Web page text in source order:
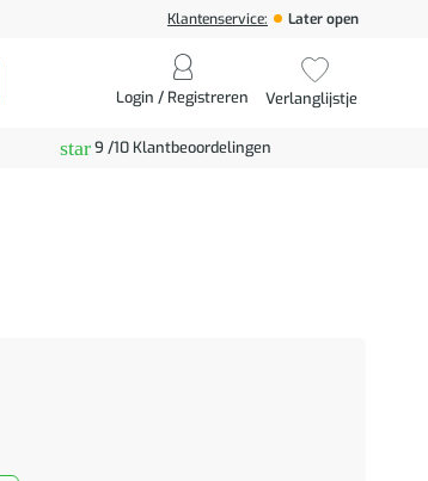
Klantenservice: Later open
Login / Registreren Verlanglijstje
star9 /10 Klantbeoordelingen